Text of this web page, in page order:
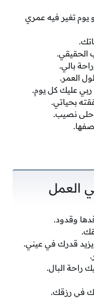
يوم تغير فيه عمري
الحقيقي.
بالي.
العمر.
ربي عليك كل يوم.
بحياتي.
نصيب.
العمل
وقدود.
قدرك في عيني.
راحة البال.
في رزقك.